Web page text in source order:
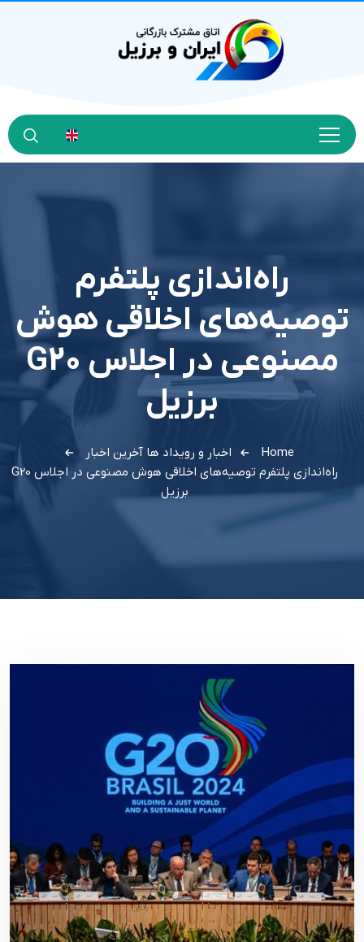
راه‌اندازی پلتفرم
توصیه‌های اخلاقی هوش
مصنوعی در اجلاس G20
برزیل
Home اخبار و رویداد ها آخرین اخبار
راه‌اندازی پلتفرم توصیه‌های اخلاقی هوش مصنوعی در اجلاس G20
برزیل